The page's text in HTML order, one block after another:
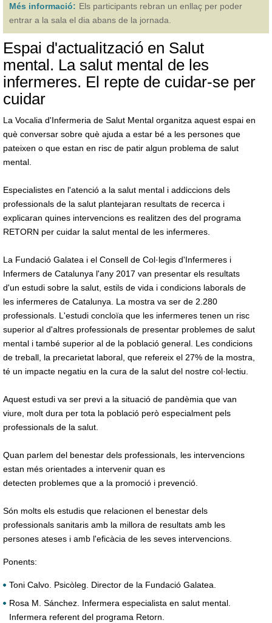
Més informació: Els participants rebran un enllaç per poder
entrar a la sala el dia abans de la jornada.
Espai d'actualització en Salut
mental. La salut mental de les
infermeres. El repte de cuidar-se per
cuidar
La Vocalia d'Infermeria de Salut Mental organitza aquest espai en
què conversar sobre què ajuda a estar bé a les persones que
pateixen o que estan en risc de patir algun problema de salut
mental.
Especialistes en l'atenció a la salut mental i addiccions dels
professionals de la salut plantejaran resultats de recerca i
explicaran quines intervencions es realitzen des del programa
RETORN per cuidar la salut mental de les infermeres.
La Fundació Galatea i el Consell de Col·legis d'Infermeres i
Infermers de Catalunya l'any 2017 van presentar els resultats
d'un estudi sobre la salut, estils de vida i condicions laborals de
les infermeres de Catalunya. La mostra va ser de 2.280
professionals. L'estudi concloïa que les infermeres tenen un risc
superior al d'altres professionals de presentar problemes de salut
mental i també superior al de la població general. Les condicions
de treball, la precarietat laboral, que refereix el 27% de la mostra,
té un impacte negatiu en la cura de la salut del nostre col·lectiu.
Aquest estudi va ser previ a la situació de pandèmia que van
viure, molt dura per tota la població però especialment pels
professionals de la salut.
Quan parlem del benestar dels professionals, les intervencions
estan més orientades a intervenir quan es
detecten problemes que a la promoció i prevenció.
Són molts els estudis que relacionen el benestar dels
professionals sanitaris amb la millora de resultats amb les
persones ateses i amb l'eficàcia de les seves intervencions.
Ponents:
Toni Calvo. Psicòleg. Director de la Fundació Galatea.
Rosa M. Sánchez. Infermera especialista en salut mental.
Infermera referent del programa Retorn.